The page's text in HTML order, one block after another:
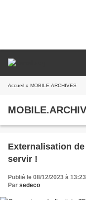
Accueil » MOBILE.ARCHIVES
Externalisation
servir !
Publié le 08/12/2023 à 13:23
Par sedeco